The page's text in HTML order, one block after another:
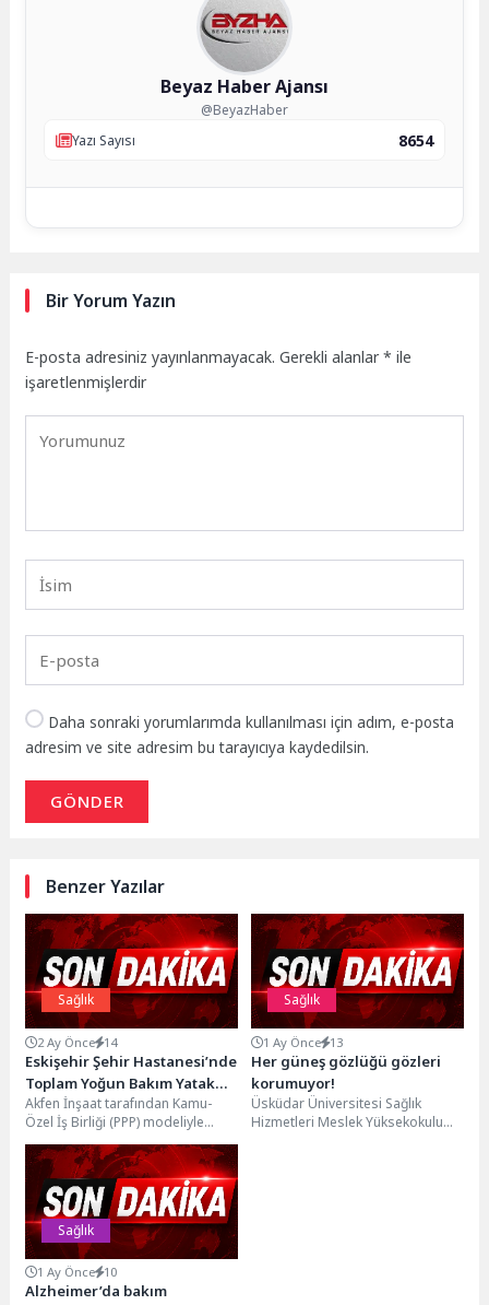
Beyaz Haber Ajansı
@BeyazHaber
Yazı Sayısı
8654
Bir Yorum Yazın
E-posta adresiniz yayınlanmayacak. Gerekli alanlar* ile
işaretlenmişlerdir
Daha sonraki yorumlarımda kullanılması için adım, e-posta
adresim ve site adresim bu tarayıcıya kaydedilsin.
GÖNDER
Benzer Yazılar
Sağlık
2 Ay Önce 14
Eskişehir Şehir Hastanesi’nde
Toplam Yoğun Bakım Yatak
Kapasitesi 217’ye Yükseldi
Akfen İnşaat tarafından Kamu-
Özel İş Birliği (PPP) modeliyle
hayata geçirilen ve Ekim 2018’den
bu yana hizmet...
Sağlık
1 Ay Önce 13
Her güneş gözlüğü gözleri
korumuyor!
Üsküdar Üniversitesi Sağlık
Hizmetleri Meslek Yüksekokulu
Sağlık
1 Ay Önce 10
Alzheimer’da bakım